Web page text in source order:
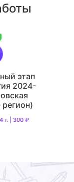
этап
2024-
г. | 300 ₽